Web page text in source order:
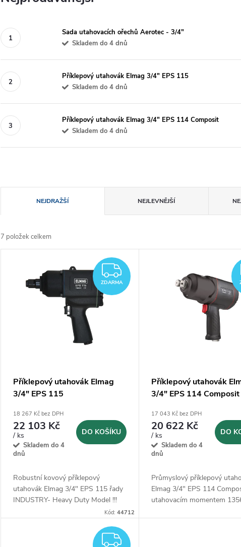
Sada utahovacích ořechů Aerotec - 3/4"
Skladem do 4 dnů
Příklepový utahovák Elmag 3/4" EPS 115
Skladem do 4 dnů
Příklepový utahovák Elmag 3/4" EPS 114 Composit
Skladem do 4 dnů
a
z
ů
NEJDRAŽŠÍ NEJLEVNĚJŠÍ
7 položek celkem
k
ZDARMA
ZDARMA
Příklepový utahovák Elmag
3/4" EPS 115
18 267 Kč bez DPH
22 103 Kč
/ ks
Skladem do 4
dnů
DO KOŠÍKU
Robustní kovový příklepový
utahovák Elmag 3/4" EPS 115 řady
INDUSTRY- Heavy Duty Model !!!
Kód:44712
Příklepový utahovák
3/4" EPS 114 Composit
17 043 Kč bez DPH
20 622 Kč
/ ks
Skladem do 4
dnů
DO
Průmyslový příklepový
Elmag 3/4" EPS 114
utahovacím momentem
ZDARMA